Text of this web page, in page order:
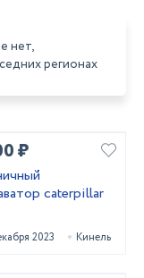
нет,
регионах
₽
caterpillar
2023 Кинель